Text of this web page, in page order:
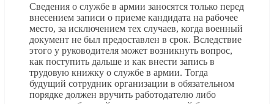
Сведения о службе в армии заносятся только перед
внесением записи о приеме кандидата на рабочее
место, за исключением тех случаев, когда военный
документ не был предоставлен в срок. Вследствие
этого у руководителя может возникнуть вопрос,
как поступить дальше и как внести запись в
трудовую книжку о службе в армии. Тогда
будущий сотрудник организации в обязательном
порядке должен вручить работодателю либо